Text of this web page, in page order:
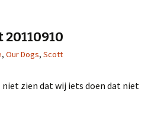
, Our Dogs, Scott
niet zien dat wij iets doen dat niet